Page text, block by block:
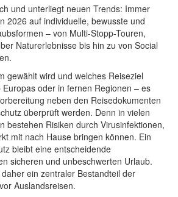
und unterliegt neuen Trends: Immer
2026 auf individuelle, bewusste und
– von Multi-Stopp-Touren,
Naturerlebnisse bis hin zu von Social
gewählt wird und welches Reiseziel
oder in fernen Regionen – es
neben den Reisedokumenten
überprüft werden. Denn in vielen
bestehen Risiken durch Virusinfektionen,
mit nach Hause bringen können. Ein
bleibt eine entscheidende
sicheren und unbeschwerten Urlaub.
ein zentraler Bestandteil der
Auslandsreisen.